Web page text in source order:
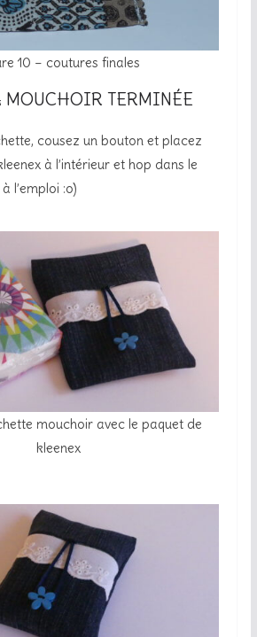
10 – coutures finales
MOUCHOIR TERMINÉE
cousez un bouton et placez
à l’intérieur et hop dans le
l’emploi :o)
mouchoir avec le paquet de
kleenex